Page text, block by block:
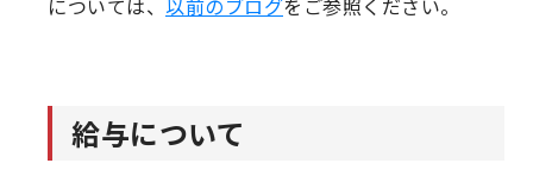
については、 以前のブログをご参照ください。
給与について